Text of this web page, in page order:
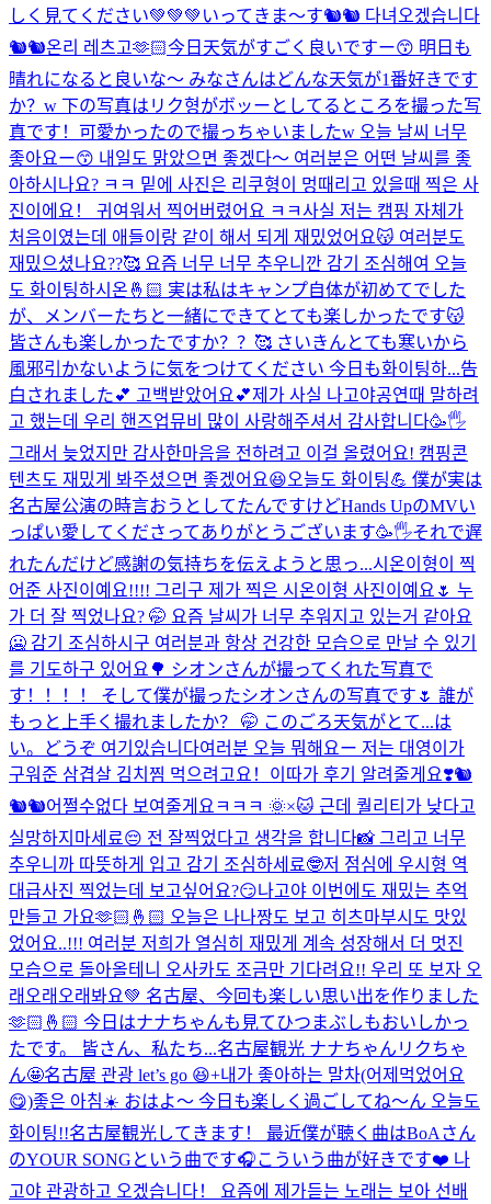
しく見てください💚💚💚 いってきま〜す🐿🐿 다녀오겠습니다
🐿🐿온리 레츠고🫶🏻今日天気がすごく良いですー😙 明日も
晴れになると良いな〜 みなさんはどんな天気が1番好きです
か？w 下の写真はリク형がボッーとしてるところを撮った写
真です！可愛かったので撮っちゃいましたw 오늘 날씨 너무
좋아요ー😙 내일도 맑았으면 좋겠다〜 여러분은 어떤 날씨를 좋
아하시나요? ㅋㅋ 밑에 사진은 리쿠형이 멍때리고 있을때 찍은 사
진이에요！ 귀여워서 찍어버렸어요 ㅋㅋ사실 저는 캠핑 자체가
처음이였는데 애들이랑 같이 해서 되게 재밌었어요😽 여러분도
재밌으셨나요??🥰 요즘 너무 너무 추우니깐 감기 조심해여 오늘
도 화이팅하시온🤞🏻 実は私はキャンプ自体が初めてでした
が、メンバーたちと一緒にできてとても楽しかったです😽
皆さんも楽しかったですか？？🥰 さいきんとても寒いから
風邪引かないように気をつけてください 今日も화이팅하...告
白されました💕 고백받았어요💕제가 사실 나고야공연때 말하려
고 했는데 우리 핸즈업뮤비 많이 사랑해주셔서 감사합니다🥳🖐️
그래서 늦었지만 감사한마음을 전하려고 이걸 올렸어요! 캠핑콘
텐츠도 재밌게 봐주셨으면 좋겠어요😆오늘도 화이팅💪 僕が実は
名古屋公演の時言おうとしてたんですけどHands UpのMVい
っぱい愛してくださってありがとうございます🥳🖐️それで遅
れたんだけど感謝の気持ちを伝えようと思っ...시온이형이 찍
어준 사진이예요!!!! 그리구 제가 찍은 시온이형 사진이예요🌷 누
가 더 잘 찍었나요? 🤭 요즘 날씨가 너무 추워지고 있는거 같아요
🥶 감기 조심하시구 여러분과 항상 건강한 모습으로 만날 수 있기
를 기도하구 있어요🌳 シオンさんが撮ってくれた写真で
す！！！！ そして僕が撮ったシオンさんの写真です🌷 誰が
もっと上手く撮れましたか？ 🤭 このごろ天気がとて...は
い。どうぞ 여기있습니다여러분 오늘 뭐해요ー 저는 대영이가
구워준 삼겹살 김치찜 먹으려고요！이따가 후기 알려줄게요❣️🐿️
🐿️🐿️어쩔수없다 보여줄게요ㅋㅋㅋ 🌞×🐱 근데 퀄리티가 낮다고
실망하지마세료😔 전 잘찍었다고 생각을 합니다📸 그리고 너무
추우니까 따뜻하게 입고 감기 조심하세료🤓저 점심에 우시형 역
대급사진 찍었는데 보고싶어요?😏나고야 이번에도 재밌는 추억
만들고 가요🫶🏻🤞🏻 오늘은 나나짱도 보고 히츠마부시도 맛있
었어요..!!! 여러분 저희가 열심히 재밌게 계속 성장해서 더 멋진
모습으로 돌아올테니 오사카도 조금만 기다려요!! 우리 또 보자 오
래오래오래봐요💚 名古屋、今回も楽しい思い出を作りました
🫶🏻🤞🏻 今日はナナちゃんも見てひつまぶしもおいしかっ
たです。 皆さん、私たち...名古屋観光 ナナちゃんリクちゃ
ん🤩名古屋 관광 let’s go 😆+내가 좋아하는 말차(어제먹었어요
😋)좋은 아침☀️ おはよ〜 今日も楽しく過ごしてね〜ん 오늘도
화이팅!!名古屋観光してきます！ 最近僕が聴く曲はBoAさん
のYOUR SONGという曲です🎧こういう曲が好きです❤️ 나
고야 관광하고 오겠습니다！ 요즘에 제가듣는 노래는 보아 선배